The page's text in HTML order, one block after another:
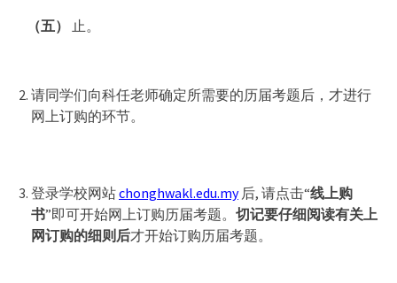
（五） 止。
请同学们向科任老师确定所需要的历届考题后，才进行
网上订购的环节。
登录学校网站chonghwakl.edu.my后, 请点击“线上购
书”即可开始网上订购历届考题。 切记要仔细阅读有关上
网订购的细则后才开始订购历届考题。